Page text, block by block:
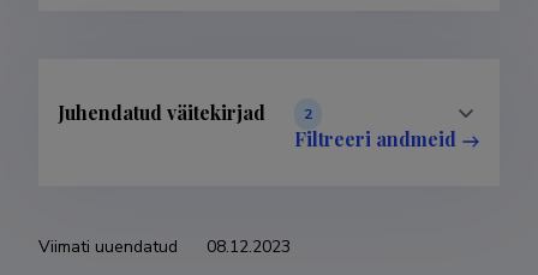
Juhendatud väitekirjad 2
Filtreeri andmeid
Viimati uuendatud 08.12.2023